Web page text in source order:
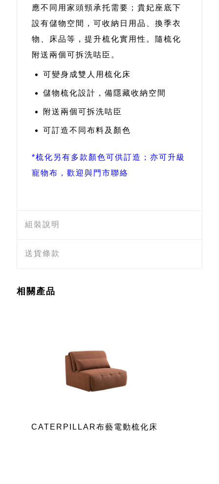
應不同用家頭頸承托需要；貴妃座底下
設有儲物空間，可收納日用品、換季衣
物、床品等，提升梳化實用性。隨梳化
附送兩個可拆洗咕臣。
可變身成雙人用梳化床
儲物梳化設計，備隱藏收納空間
附送兩個可拆洗咕臣
可訂造不同布料及顏色
*梳化另有多款顏色可供訂造；亦可升級
寵物布，歡迎與門市聯絡
組裝說明
送貨條款
相關產品
CATERPILLAR布藝電動梳化床